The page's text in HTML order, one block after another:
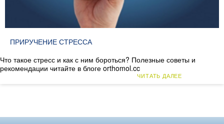
ПРИРУЧЕНИЕ СТРЕССА
Что такое стресс и как с ним бороться? Полезные советы и
рекомендации читайте в блоге orthomol.cc
ЧИТАТЬ ДАЛЕЕ